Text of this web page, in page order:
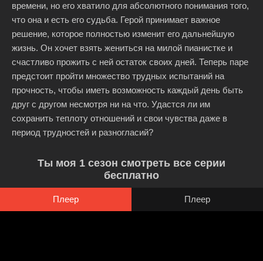
времени, но его хватило для абсолютного понимания того,
что она и есть его судьба. Герой принимает важное
решение, которое полностью изменит его дальнейшую
жизнь. Он хочет взять жениться на милой пианистке и
счастливо прожить с ней остаток своих дней. Теперь паре
предстоит пройти множество трудных испытаний на
прочность, чтобы иметь возможность каждый день быть
друг с другом несмотря ни на что. Удастся ли им
сохранить теплоту отношений и свои чувства даже в
период трудностей и разногласий?
Ты моя 1 сезон смотреть все серии
бесплатно
Плеер Плеер